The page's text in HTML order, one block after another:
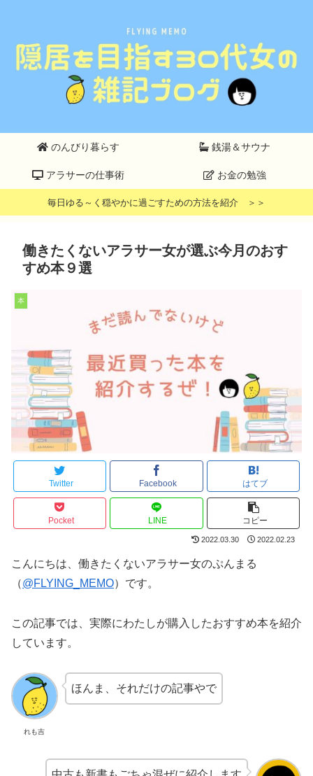
のんびり暮らす 銭湯＆サウナ
アラサーの仕事術 お金の勉強
毎日ゆる～く穏やかに過ごすための方法を紹介 ＞＞
働きたくないアラサー女が選ぶ今月のおす
すめ本９選
本
Twitter Facebook はてブ
Pocket LINE コピー
2022.03.30 2022.02.23
こんにちは、働きたくないアラサー女のぷんまる
（@FLYING_MEMO）です。
この記事では、実際にわたしが購入したおすすめ本を紹介
しています。
れも吉
ほんま、それだけの記事やで